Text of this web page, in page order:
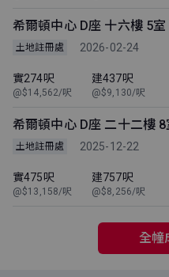
希爾頓中心 D座 十六樓 5室
土地註冊處 2026-02-24
實274呎
@$14,562/呎
建437呎
@$9,130/呎
希爾頓中心 D座 二十二樓 8
土地註冊處 2025-12-22
實475呎
@$13,158/呎
建757呎
@$8,256/呎
全幢